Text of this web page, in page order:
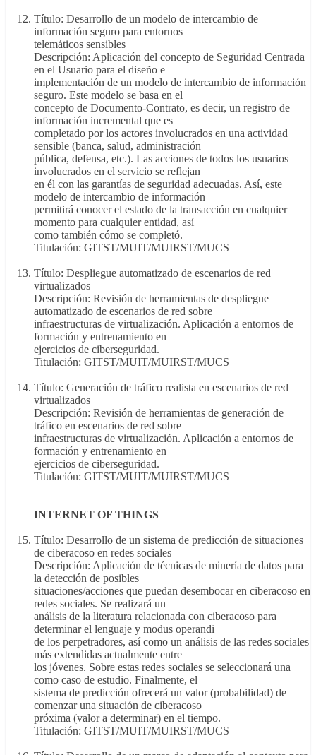
Título: Desarrollo de un modelo de intercambio de
información seguro para entornos
telemáticos sensibles
Descripción: Aplicación del concepto de Seguridad Centrada
en el Usuario para el diseño e
implementación de un modelo de intercambio de información
seguro. Este modelo se basa en el
concepto de Documento-Contrato, es decir, un registro de
información incremental que es
completado por los actores involucrados en una actividad
sensible (banca, salud, administración
pública, defensa, etc.). Las acciones de todos los usuarios
involucrados en el servicio se reflejan
en él con las garantías de seguridad adecuadas. Así, este
modelo de intercambio de información
permitirá conocer el estado de la transacción en cualquier
momento para cualquier entidad, así
como también cómo se completó.
Titulación: GITST/MUIT/MUIRST/MUCS
Título: Despliegue automatizado de escenarios de red
virtualizados
Descripción: Revisión de herramientas de despliegue
automatizado de escenarios de red sobre
infraestructuras de virtualización. Aplicación a entornos de
formación y entrenamiento en
ejercicios de ciberseguridad.
Titulación: GITST/MUIT/MUIRST/MUCS
Título: Generación de tráfico realista en escenarios de red
virtualizados
Descripción: Revisión de herramientas de generación de
tráfico en escenarios de red sobre
infraestructuras de virtualización. Aplicación a entornos de
formación y entrenamiento en
ejercicios de ciberseguridad.
Titulación: GITST/MUIT/MUIRST/MUCS
INTERNET OF THINGS
Título: Desarrollo de un sistema de predicción de situaciones
de ciberacoso en redes sociales
Descripción: Aplicación de técnicas de minería de datos para
la detección de posibles
situaciones/acciones que puedan desembocar en ciberacoso en
redes sociales. Se realizará un
análisis de la literatura relacionada con ciberacoso para
determinar el lenguaje y modus operandi
de los perpetradores, así como un análisis de las redes sociales
más extendidas actualmente entre
los jóvenes. Sobre estas redes sociales se seleccionará una
como caso de estudio. Finalmente, el
sistema de predicción ofrecerá un valor (probabilidad) de
comenzar una situación de ciberacoso
próxima (valor a determinar) en el tiempo.
Titulación: GITST/MUIT/MUIRST/MUCS